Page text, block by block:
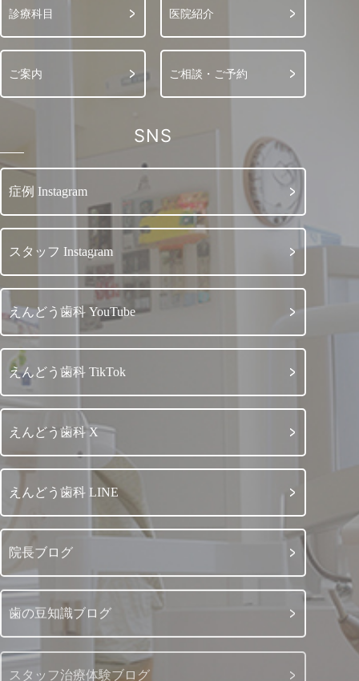
診療科目 医院紹介
ご案内 ご相談・ご予約
SNS
症例 Instagram
スタッフ Instagram
えんどう歯科 YouTube
えんどう歯科 TikTok
えんどう歯科 X
えんどう歯科 LINE
院長ブログ
歯の豆知識ブログ
スタッフ治療体験ブログ